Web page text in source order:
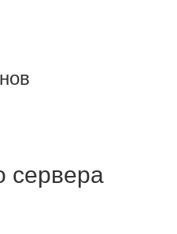
сервера